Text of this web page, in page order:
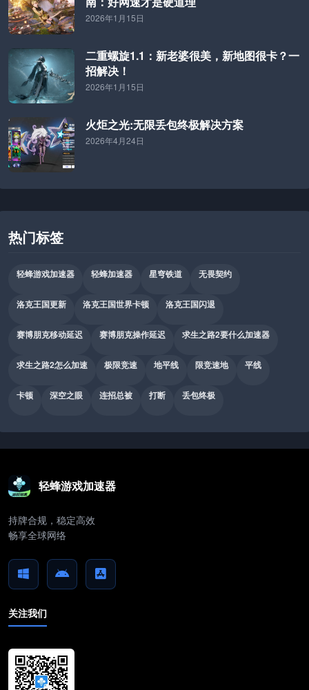
2026年1月15日
二重螺旋1.1：新老婆很美，新地图很卡？一
招解决！
2026年1月15日
火炬之光:无限丢包终极解决方案
2026年4月24日
热门标签
轻蜂游戏加速器 轻蜂加速器 星穹铁道 无畏契约
洛克王国更新 洛克王国世界卡顿 洛克王国闪退
赛博朋克移动延迟 赛博朋克操作延迟 求生之路2要什么加速器
求生之路2怎么加速 极限竞速 地平线 限竞速地 平线
卡顿 深空之眼 连招总被 打断 丢包终极
轻蜂游戏加速器
持牌合规，稳定高效
畅享全球网络
关注我们